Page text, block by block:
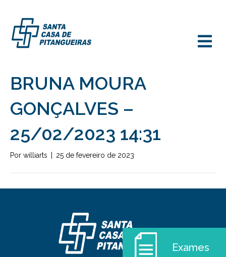
BRUNA MOURA
GONÇALVES –
25/02/2023 14:31
Por williarts 25 de fevereiro de 2023
Exames